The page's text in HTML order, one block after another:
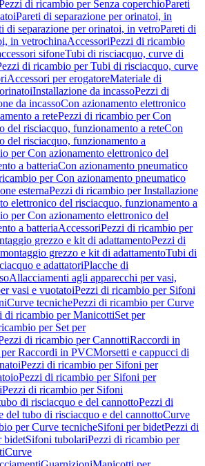
di ricambio per Senza coperchioPareti
Pareti di separazione per orinatoi, in
di separazione per orinatoi, in vetroPareti di
in vetrochinaAccessoriPezzi di ricambio
sifoneTubi di risciacquo, curve di
di ricambio per Tubi di risciacquo, curve
Accessori per erogatoreMateriale di
Installazione da incassoPezzi di
da incassoCon azionamento elettronico
a retePezzi di ricambio per Con
del risciacquo, funzionamento a reteCon
del risciacquo, funzionamento a
per Con azionamento elettronico del
a batteriaCon azionamento pneumatico
per Con azionamento pneumatico
esternaPezzi di ricambio per Installazione
elettronico del risciacquo, funzionamento a
per Con azionamento elettronico del
a batteriaAccessoriPezzi di ricambio per
grezzo e kit di adattamentoPezzi di
grezzo e kit di adattamentoTubi di
e adattatoriPlacche di
Allacciamenti agli apparecchi per vasi,
vasi e vuotatoiPezzi di ricambio per Sifoni
Curve tecnichePezzi di ricambio per Curve
di ricambio per ManicottiSet per
per Set per
di ricambio per CannottiRaccordi in
Raccordi in PVCMorsetti e cappucci di
Pezzi di ricambio per Sifoni per
Pezzi di ricambio per Sifoni per
Pezzi di ricambio per Sifoni
di risciacquo e del cannottoPezzi di
del tubo di risciacquo e del cannottoCurve
per Curve tecnicheSifoni per bidetPezzi di
bidetSifoni tubolariPezzi di ricambio per
Curve